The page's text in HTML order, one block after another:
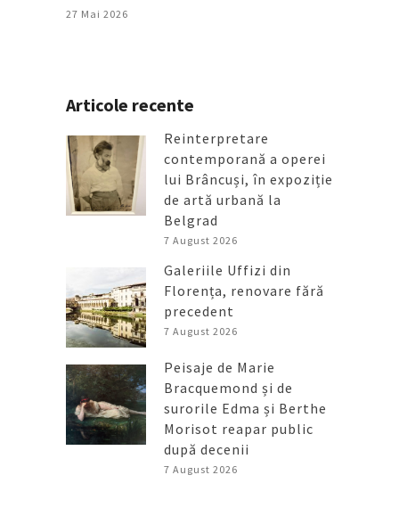
27 Mai 2026
Articole recente
Reinterpretare
contemporană a operei
lui Brâncuși, în expoziție
de artă urbană la
Belgrad
7 August 2026
Galeriile Uffizi din
Florența, renovare fără
precedent
7 August 2026
Peisaje de Marie
Bracquemond și de
surorile Edma și Berthe
Morisot reapar public
după decenii
7 August 2026